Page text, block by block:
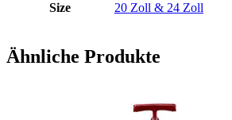
Size 20 Zoll & 24 Zoll
Ähnliche Produkte